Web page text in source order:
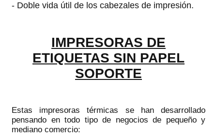
- Doble vida útil de los cabezales de impresión.
IMPRESORAS DE
ETIQUETAS SIN PAPEL
SOPORTE
Estas impresoras térmicas se han desarrollado
pensando en todo tipo de negocios de pequeño y
mediano comercio: